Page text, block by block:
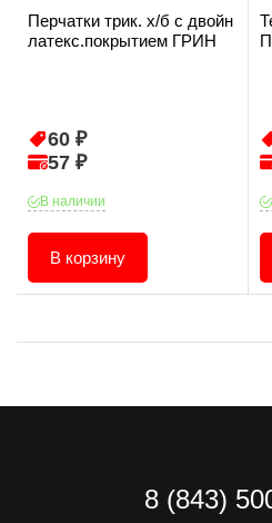
Перчатки трик. х/б с двойн
латекс.покрытием ГРИН
60 ₽
57 ₽
В наличии
В корзину
8 (843)